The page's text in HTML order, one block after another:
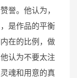
誉。他认为，
是作品的平衡
在的比例，做
认为不要太注
魂和用意的真